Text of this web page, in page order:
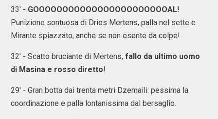
33' - GOOOOOOOOOOOOOOOOOOOOOOOAL!
Punizione sontuosa di Dries Mertens, palla nel sette e
Mirante spiazzato, anche se non esente da colpe!
32' - Scatto bruciante di Mertens, fallo da ultimo uomo
di Masina e rosso diretto!
29' - Gran botta dai trenta metri Dzemaili: pessima la
coordinazione e palla lontanissima dal bersaglio.